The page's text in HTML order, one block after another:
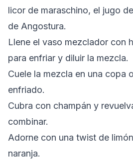
licor de maraschino, el jugo
de Angostura.
Llene el vaso mezclador con
para enfriar y diluir la mezcla.
Cuele la mezcla en una copa
enfriado.
Cubra con champán y
combinar.
Adorne con una twist de
naranja.